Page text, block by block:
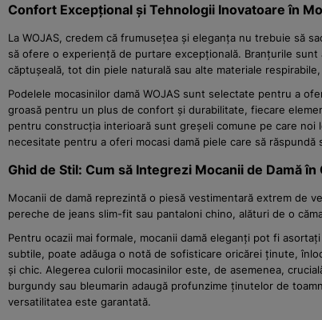
Confort Excepțional și Tehnologii Inovatoare în
La WOJAS, credem că frumusețea și eleganța nu trebuie să
să ofere o experiență de purtare excepțională. Branțurile
căptușeală, tot din piele naturală sau alte materiale
Podelele mocasinilor damă WOJAS sunt selectate pentru a
groasă pentru un plus de confort și durabilitate, fiecare
pentru construcția interioară sunt greșeli comune pe care
necesitate pentru a oferi mocasi damă piele care să răspundă
Ghid de Stil: Cum să Integrezi Mocanii de Damă în
Mocanii de damă reprezintă o piesă vestimentară extrem de
pereche de jeans slim-fit sau pantaloni chino, alături de o
Pentru ocazii mai formale, mocanii damă eleganți pot fi
subtile, poate adăuga o notă de sofisticare oricărei ținute,
și chic. Alegerea culorii mocasinilor este, de asemenea,
burgundy sau bleumarin adaugă profunzime ținutelor de
versatilitatea este garantată.